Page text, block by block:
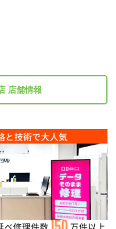
店舗情報